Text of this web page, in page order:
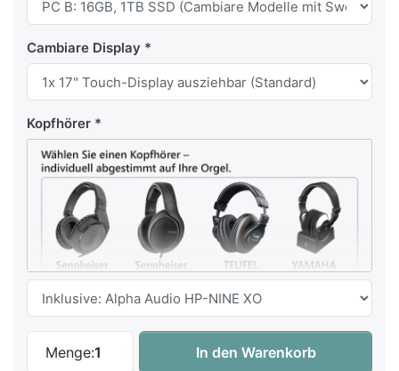
Cambiare Display
Kopfhörer
Menge:1
Content Cambiare 335+ SW -
In den Warenkorb